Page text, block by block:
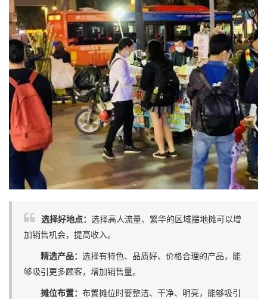
选择好地点： 选择高人流量、繁华的区域摆地摊可以增
加销售机会，提高收入。
精选产品： 选择有特色、品质好、价格合理的产品，能
够吸引更多顾客，增加销售量。
摊位布置： 布置摊位时要整洁、干净、明亮，能够吸引